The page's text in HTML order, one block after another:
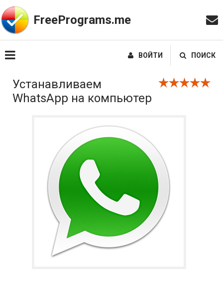
FreePrograms.me
ВОЙТИ ПОИСК
Устанавливаем
WhatsApp на компьютер